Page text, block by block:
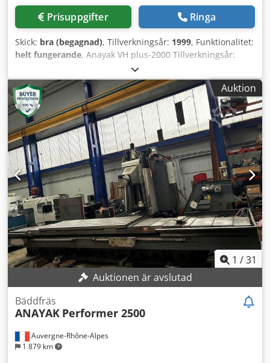
Prisuppgifter Ringa
Skick: bra (begagnad), Tillverkningsår: 1999, Funktionalitet:
helt fungerande, Anayak VH plus-2000 Tillverkningsår:
1999 Maskinnummer: M-991103 Styrsystem: Heidenhain
TNC426CB Nettovikt: 24 t Cedsy Tqbxspfx Ag Usha Rörelse
X/Y/Z: 2000/1300/1460
Auktion
1 /31
Auktionen är avslutad
Auvergne-Rhône-Alpes
1 879 km
Bäddfräs
ANAYAK Performer 2500